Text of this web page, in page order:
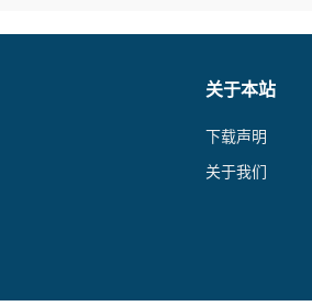
关于本站
下载声明
关于我们